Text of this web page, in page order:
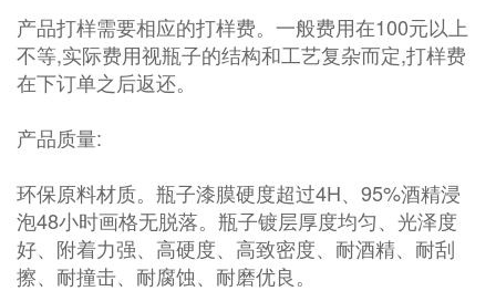
产品打样需要相应的打样费。一般费用在100元以上
不等,实际费用视瓶子的结构和工艺复杂而定,打样费
在下订单之后返还。
产品质量:
环保原料材质。瓶子漆膜硬度超过4H、95%酒精浸
泡48小时画格无脱落。瓶子镀层厚度均匀、光泽度
好、附着力强、高硬度、高致密度、耐酒精、耐刮
擦、耐撞击、耐腐蚀、耐磨优良。